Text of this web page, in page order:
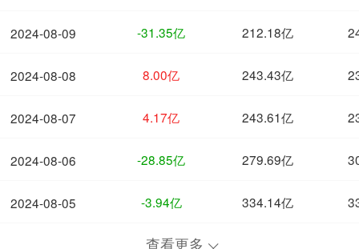
2024-08-09
2024-08-08
2024-08-07
2024-08-06
2024-08-05
-31.35亿 212.18亿
8.00亿 243.43亿
4.17亿 243.61亿
-28.85亿 279.69亿
-3.94亿 334.14亿
查看更多